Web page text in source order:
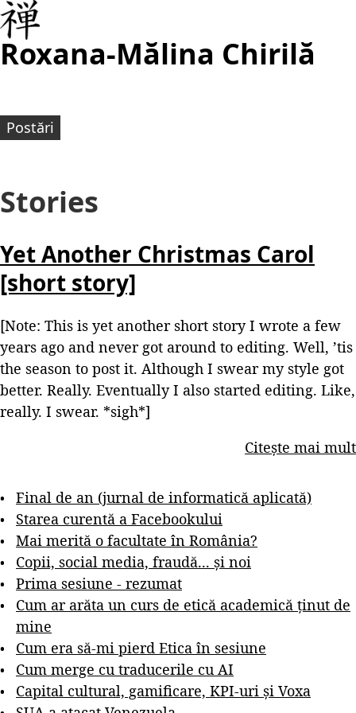
Roxana-Mălina Chirilă
Postări
Stories
Yet Another Christmas Carol
[short story]
[Note: This is yet another short story I wrote a few
years ago and never got around to editing. Well, ’tis
the season to post it. Although I swear my style got
better. Really. Eventually I also started editing. Like,
really. I swear. *sigh*]
Citește mai mult
Final de an (jurnal de informatică aplicată)
Starea curentă a Facebookului
Mai merită o facultate în România?
Copii, social media, fraudă... și noi
Prima sesiune - rezumat
Cum ar arăta un curs de etică academică ținut de
mine
Cum era să-mi pierd Etica în sesiune
Cum merge cu traducerile cu AI
Capital cultural, gamificare, KPI-uri și Voxa